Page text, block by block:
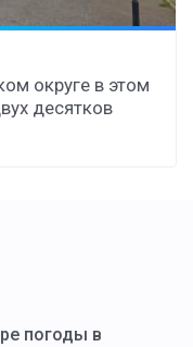
округе в этом
десятков
погоды в